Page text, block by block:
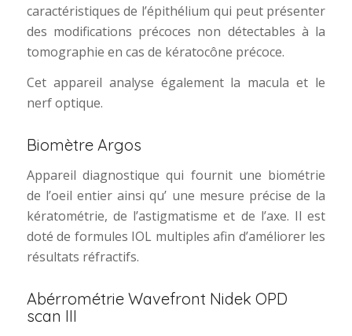
caractéristiques de l’épithélium qui peut présenter
des modifications précoces non détectables à la
tomographie en cas de kératocône précoce.
Cet appareil analyse également la macula et le
nerf optique.
Biomètre Argos
Appareil diagnostique qui fournit une biométrie
de l’oeil entier ainsi qu’ une mesure précise de la
kératométrie, de l’astigmatisme et de l’axe. Il est
doté de formules IOL multiples afin d’améliorer les
résultats réfractifs.
Abérrométrie Wavefront Nidek OPD
scan III